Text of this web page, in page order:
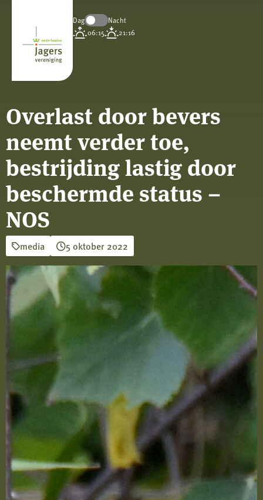
Koninklijke
Nederlandse
Jagersvereniging
Dag
Nacht
06:15
21:16
Overlast door bevers
neemt verder toe,
bestrijding lastig door
beschermde status –
NOS
media 5 oktober 2022